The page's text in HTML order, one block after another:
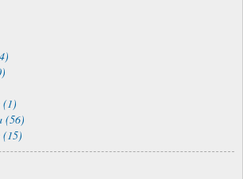
(1)
(56)
(15)